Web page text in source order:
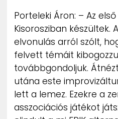
Porteleki Áron: – Az
Kisorosziban készültek.
elvonulás arról szólt,
felvett témáit
továbbgondoljuk.
utána este
lett a lemez. Ezekre a
asszociációs játékot